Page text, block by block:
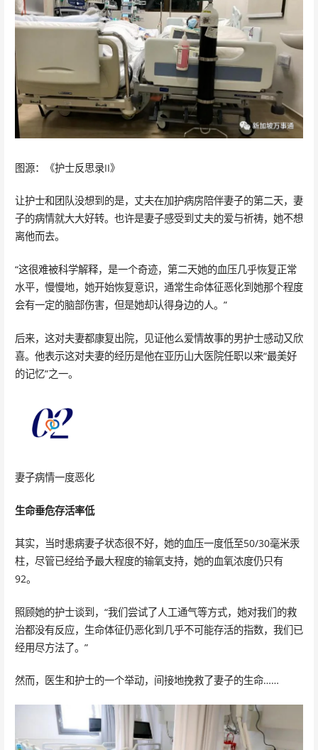
图源：《护士反思录II》
让护士和团队没想到的是，丈夫在加护病房陪伴妻子的第二天，妻
子的病情就大大好转。也许是妻子感受到丈夫的爱与祈祷，她不想
离他而去。
“这很难被科学解释，是一个奇迹，第二天她的血压几乎恢复正常
水平，慢慢地，她开始恢复意识，通常生命体征恶化到她那个程度
会有一定的脑部伤害，但是她却认得身边的人。”
后来，这对夫妻都康复出院，见证他么爱情故事的男护士感动又欣
喜。他表示这对夫妻的经历是他在亚历山大医院任职以来“最美好
的记忆”之一。
妻子病情一度恶化
生命垂危存活率低
其实，当时患病妻子状态很不好，她的血压一度低至50/30毫米汞
柱，尽管已经给予最大程度的输氧支持，她的血氧浓度仍只有
92。
照顾她的护士谈到，“我们尝试了人工通气等方式，她对我们的救
治都没有反应，生命体征仍恶化到几乎不可能存活的指数，我们已
经用尽方法了。”
然而，医生和护士的一个举动，间接地挽救了妻子的生命……